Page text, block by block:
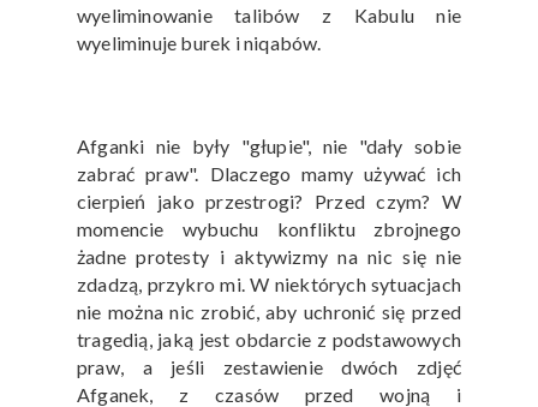
wyeliminowanie talibów z Kabulu nie
wyeliminuje burek i niqabów.
Afganki nie były "głupie", nie "dały sobie
zabrać praw". Dlaczego mamy używać ich
cierpień jako przestrogi? Przed czym? W
momencie wybuchu konfliktu zbrojnego
żadne protesty i aktywizmy na nic się nie
zdadzą, przykro mi. W niektórych sytuacjach
nie można nic zrobić, aby uchronić się przed
tragedią, jaką jest obdarcie z podstawowych
praw, a jeśli zestawienie dwóch zdjęć
Afganek, z czasów przed wojną i